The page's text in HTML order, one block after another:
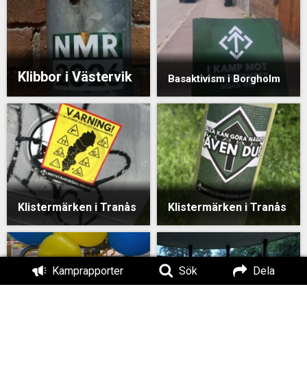
Kamprapporter Sök Dela
Klibbor i Västervik Basaktivism i Borgholm
Klistermärken i Tranås Klistermärken i Tranås